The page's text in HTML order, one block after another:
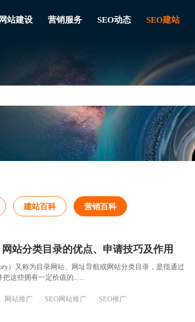
网站建设 营销服务 SEO动态 SEO建站
建站百科 营销百科
站分类目录的优点、申请技巧及作用
）又称为目录网站、网址导航或网站分类目录，是指通过
把这些拥有一定价值的......
网站推广 SEO网站推广 SEO推广